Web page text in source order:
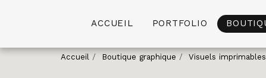
ACCUEIL PORTFOLIO
Accueil Boutique graphique Visuels imprimables